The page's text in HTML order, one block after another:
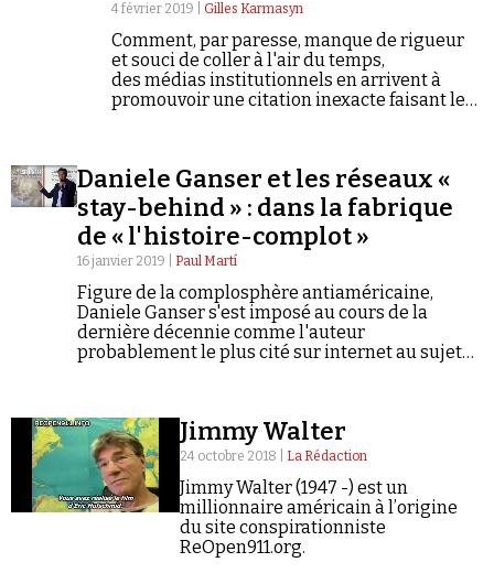
4 février 2019 | Gilles Karmasyn
Comment, par paresse, manque de rigueur
et souci de coller à l'air du temps,
des médias institutionnels en arrivent à
promouvoir une citation inexacte faisant le
Daniele Ganser et les réseaux «
stay-behind » : dans la fabrique
de « l'histoire-complot »
16 janvier 2019 | Paul Martí
Figure de la complosphère antiaméricaine,
Daniele Ganser s'est imposé au cours de la
dernière décennie comme l'auteur
probablement le plus cité sur internet au sujet
en action en cas d'invasion militaire soviétique.
Jimmy Walter
24 octobre 2018 | La Rédaction
Jimmy Walter (1947 -) est un
millionnaire américain à l’origine
du site conspirationniste
ReOpen911.org.